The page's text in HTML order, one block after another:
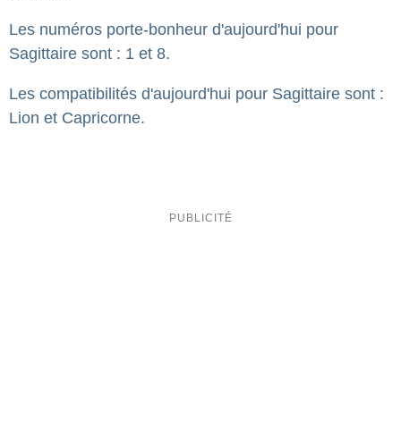
Les numéros porte-bonheur d'aujourd'hui pour
Sagittaire sont : 1 et 8.
Les compatibilités d'aujourd'hui pour Sagittaire sont :
Lion et Capricorne.